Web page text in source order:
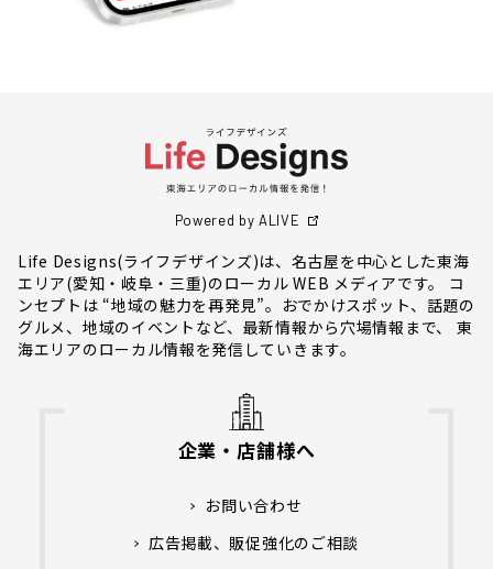
Powered by ALIVE
Life Designs(ライフデザインズ)は、名古屋を中心とした東海
エリア(愛知・岐阜・三重)のローカル WEB メディアです。 コ
ンセプトは “地域の魅力を再発見”。おでかけスポット、話題の
グルメ、地域のイベントなど、最新情報から穴場情報まで、 東
海エリアのローカル情報を発信していきます。
企業・店舗様へ
お問い合わせ
広告掲載、販促強化のご相談